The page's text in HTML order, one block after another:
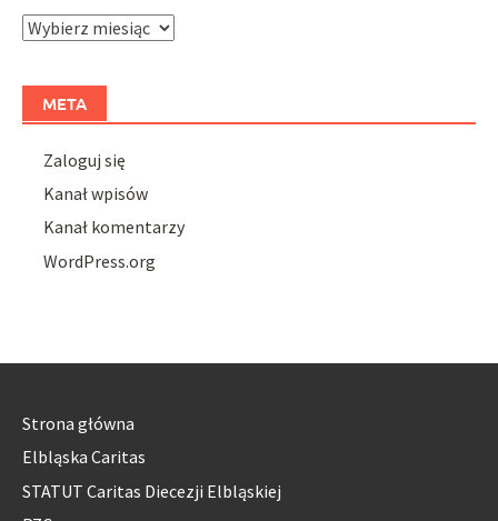
Archiwa
META
Zaloguj się
Kanał wpisów
Kanał komentarzy
WordPress.org
Strona główna
Elbląska Caritas
STATUT Caritas Diecezji Elbląskiej